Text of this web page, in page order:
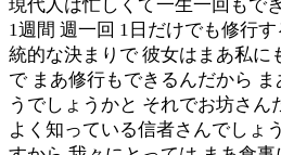
現代人は忙しくて一生一回もで
1週間 週一回 1日だけでも修行
統的な決まりで 彼女はまあ私に
で まあ修行もできるんだから
うでしょうかと それでお坊さん
よく知っている信者さんでしょ